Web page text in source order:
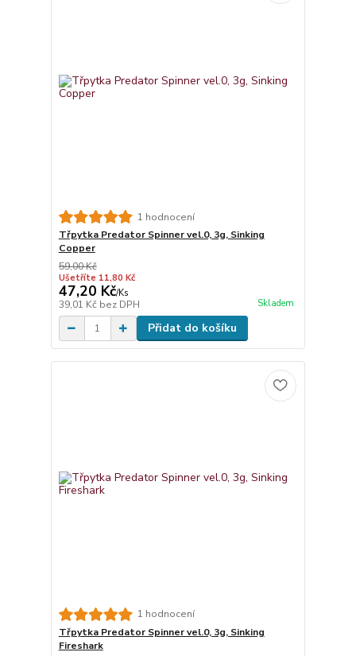
1 hodnocení
Třpytka Predator Spinner vel.0, 3g, Sinking
Copper
59,00 Kč
Ušetříte 11,80 Kč
47,20 Kč/Ks
39,01 Kč bez DPH Skladem
Přidat do košíku
1 hodnocení
Třpytka Predator Spinner vel.0, 3g, Sinking
Fireshark